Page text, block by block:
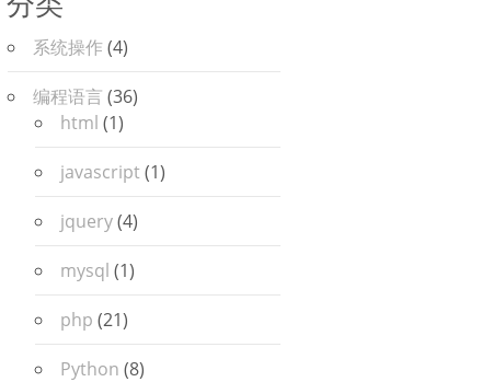
系统操作(4)
编程语言 (36)
html (1)
javascript (1)
jquery(4)
mysql (1)
php (21)
Python (8)